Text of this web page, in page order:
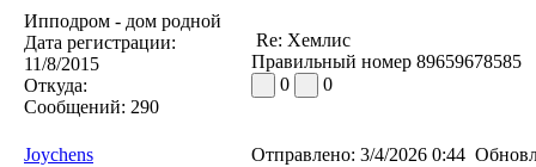
Ипподром - дом родной
Дата регистрации:
11/8/2015
Откуда:
Сообщений: 290
Re: Хемлис
Правильный номер 89659678585
0
0
Joychens Отправлено: 3/4/2026 0:44